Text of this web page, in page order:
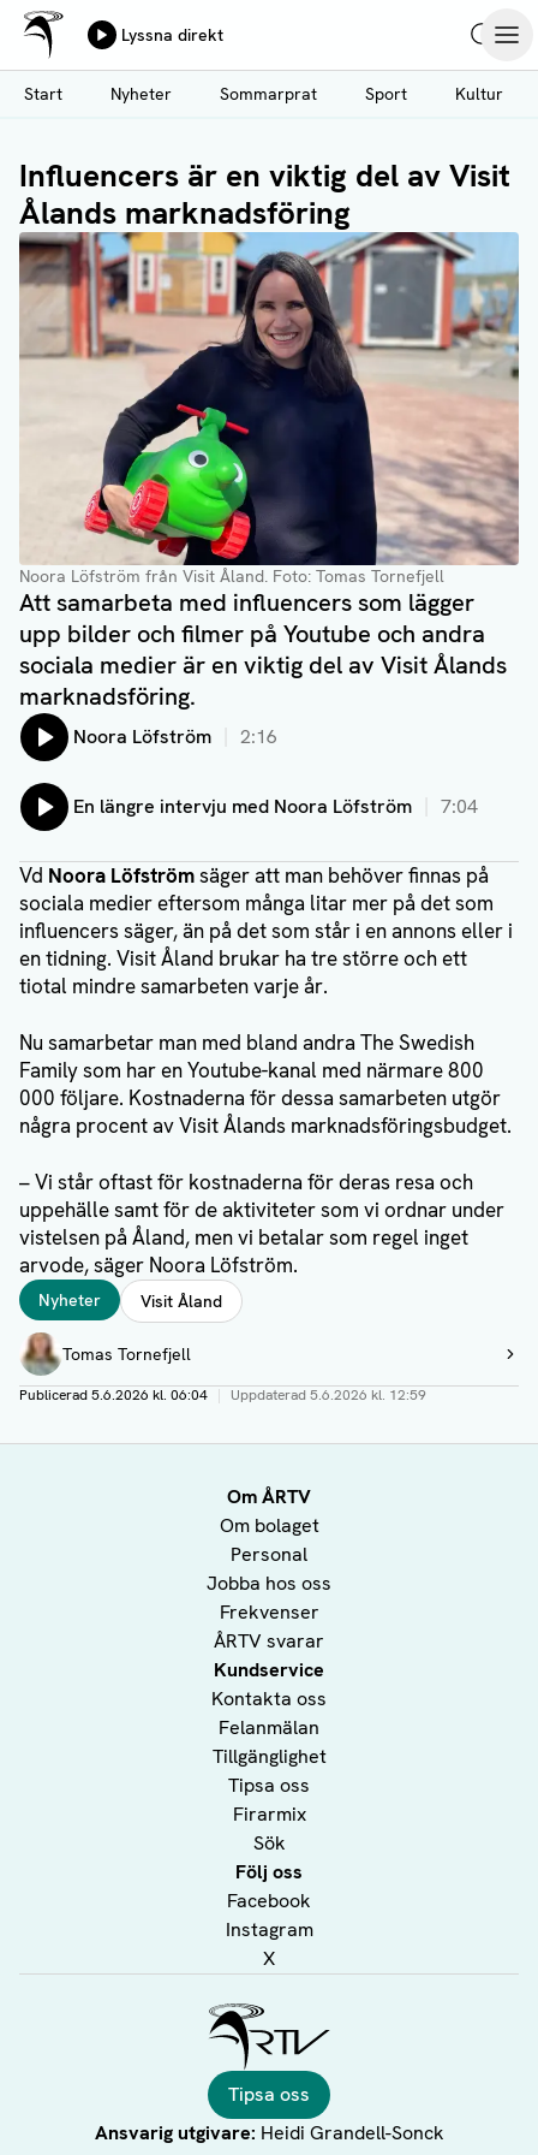
Hoppa
till
huvudinnehåll
Ålands Radio & TV
Lyssna direkt
Start
Nyheter Sommarprat Sport Kultur
Influencers är en viktig del av Visit
Ålands marknadsföring
Noora Löfström från Visit Åland. Foto: Tomas Tornefjell
Att samarbeta med influencers som lägger
upp bilder och filmer på Youtube och andra
sociala medier är en viktig del av Visit Ålands
marknadsföring.
Lyssna på:
Noora Löfström 2:16
Lyssna på:
En längre intervju med Noora Löfström 7:04
Vd Noora Löfströmsäger att man behöver finnas på
sociala medier eftersom många litar mer på det som
influencers säger, än på det som står i en annons eller i
en tidning. Visit Åland brukar ha tre större och ett
tiotal mindre samarbeten varje år.
Nu samarbetar man med bland andra The Swedish
Family som har en Youtube-kanal med närmare 800
000 följare. Kostnaderna för dessa samarbeten utgör
några procent av Visit Ålands marknadsföringsbudget.
– Vi står oftast för kostnaderna för deras resa och
uppehälle samt för de aktiviteter som vi ordnar under
vistelsen på Åland, men vi betalar som regel inget
arvode, säger Noora Löfström.
Taggar
Nyheter Visit Åland
Författare
Tomas Tornefjell
Visa profil
Publicerad5.6.2026 kl. 06:04 | Uppdaterad5.6.2026 kl. 12:59
Om ÅRTV
Om bolaget
Personal
Jobba hos oss
Frekvenser
ÅRTV svarar
Kundservice
Kontakta oss
Felanmälan
Tillgänglighet
Tipsa oss
Firarmix
Sök
Följ oss
Facebook
Instagram
X
Tipsa oss
Ansvarig utgivare: Heidi Grandell-Sonck